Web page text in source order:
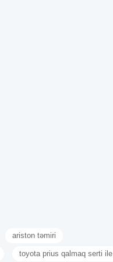
ariston təmiri
toyota prius qalmaq serti ile